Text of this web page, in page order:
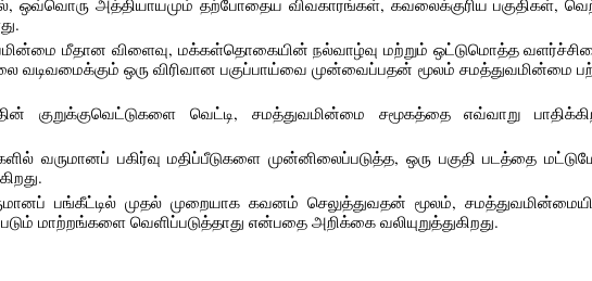
ஒவ்வொரு அத்தியாயமும் தற்போதைய விவகாரங்கள், கவலைக்குரிய பகுதிகள்,
மீதான விளைவு, மக்கள்தொகையின் நல்வாழ்வு மற்றும் ஒட்டுமொத்த
வடிவமைக்கும் ஒரு விரிவான பகுப்பாய்வை முன்வைப்பதன் மூலம் சமத்துவமின்மை
குறுக்குவெட்டுகளை வெட்டி, சமத்துவமின்மை சமூகத்தை எவ்வாறு
வருமானப் பகிர்வு மதிப்பீடுகளை முன்னிலைப்படுத்த, ஒரு பகுதி படத்தை
பங்கீட்டில் முதல் முறையாக கவனம் செலுத்துவதன் மூலம்,
மாற்றங்களை வெளிப்படுத்தாது என்பதை அறிக்கை வலியுறுத்துகிறது.